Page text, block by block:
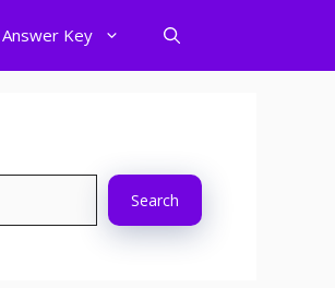
Answer Key
Search